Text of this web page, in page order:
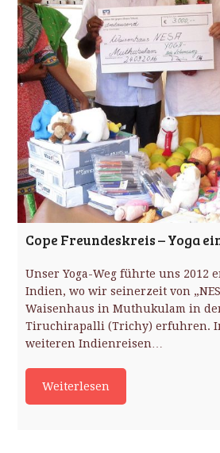
Cope Freundeskreis – Yoga
Unser Yoga-Weg führte uns 2012
Indien, wo wir seinerzeit von
Waisenhaus in Muthukulam in
Tiruchirapalli (Trichy) erfuhren.
weiteren Indienreisen…
Weiterlesen